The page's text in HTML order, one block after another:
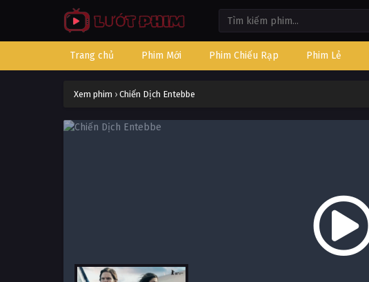
Trang chủ Phim Mới Phim Chiếu Rạp Phim Lẻ
Xem phim › Chiến Dịch Entebbe